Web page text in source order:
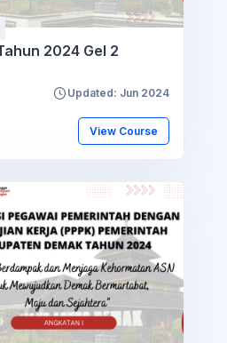
2024 Gel 2
Updated: Jun 2024
View Course